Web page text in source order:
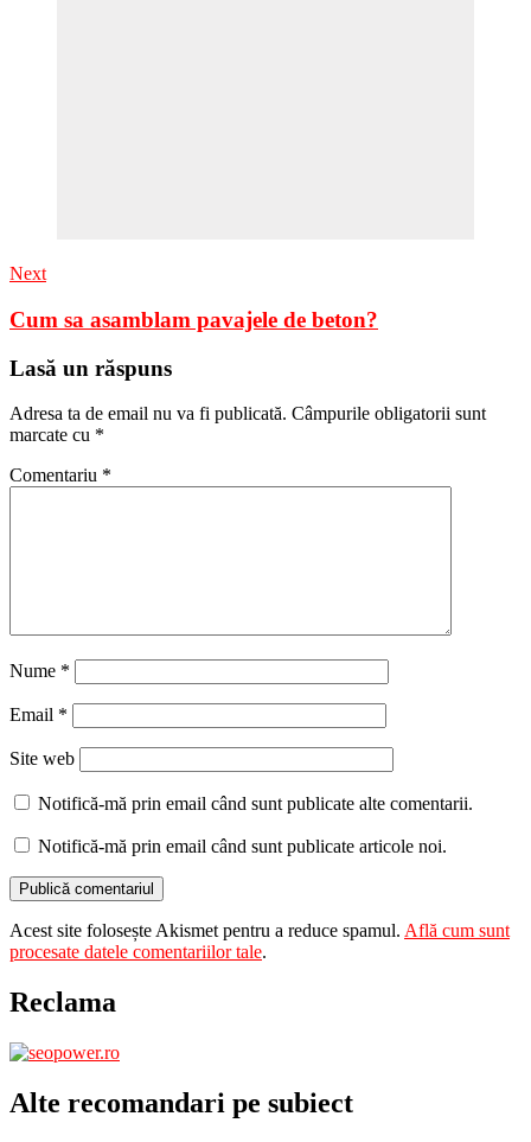
Next
Cum sa asamblam pavajele de beton?
Lasă un răspuns
Adresa ta de email nu va fi publicată. Câmpurile obligatorii sunt
marcate cu *
Comentariu *
Nume *
Email *
Site web
Notifică-mă prin email când sunt publicate alte comentarii.
Notifică-mă prin email când sunt publicate articole noi.
Acest site folosește Akismet pentru a reduce spamul. Află cum sunt
procesate datele comentariilor tale.
Reclama
Alte recomandari pe subiect